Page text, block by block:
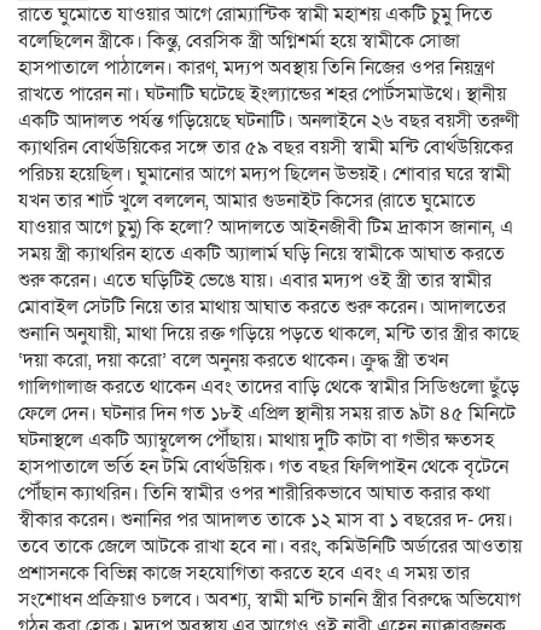
রাতে ঘুমোতে যাওয়ার আগে রোম্যান্টিক স্বামী মহাশয় একটি চুমু দিতে
বলেছিলেন স্ত্রীকে। কিন্তু, বেরসিক স্ত্রী অগ্নিশর্মা হয়ে স্বামীকে সোজা
হাসপাতালে পাঠালেন। কারণ, মদ্যপ অবস্থায় তিনি নিজের ওপর নিয়ন্ত্রণ
রাখতে পারেন না। ঘটনাটি ঘটেছে ইংল্যান্ডের শহর পোর্টসমাউথে। স্থানীয়
একটি আদালত পর্যন্ত গড়িয়েছে ঘটনাটি। অনলাইনে ২৬ বছর বয়সী তরুণী
ক্যাথরিন বোর্থউয়িকের সঙ্গে তার ৫৯ বছর বয়সী স্বামী মন্টি বোর্থউয়িকের
পরিচয় হয়েছিল। ঘুমানোর আগে মদ্যপ ছিলেন উভয়ই। শোবার ঘরে স্বামী
যখন তার শার্ট খুলে বললেন, আমার গুডনাইট কিসের (রাতে ঘুমোতে
যাওয়ার আগে চুমু) কি হলো? আদালতে আইনজীবী টিম দ্রাকাস জানান, এ
সময় স্ত্রী ক্যাথরিন হাতে একটি অ্যালার্ম ঘড়ি নিয়ে স্বামীকে আঘাত করতে
শুরু করেন। এতে ঘড়িটিই ভেঙে যায়। এবার মদ্যপ ওই স্ত্রী তার স্বামীর
মোবাইল সেটটি নিয়ে তার মাথায় আঘাত করতে শুরু করেন। আদালতের
শুনানি অনুযায়ী, মাথা দিয়ে রক্ত গড়িয়ে পড়তে থাকলে, মন্টি তার স্ত্রীর কাছে
‘দয়া করো, দয়া করো’ বলে অনুনয় করতে থাকেন। ক্রুদ্ধ স্ত্রী তখন
গালিগালাজ করতে থাকেন এবং তাদের বাড়ি থেকে স্বামীর সিডিগুলো ছুঁড়ে
ফেলে দেন। ঘটনার দিন গত ১৮ই এপ্রিল স্থানীয় সময় রাত ৯টা ৪৫ মিনিটে
ঘটনাস্থলে একটি অ্যাম্বুলেন্স পৌঁছায়। মাথায় দুটি কাটা বা গভীর ক্ষতসহ
হাসপাতালে ভর্তি হন টমি বোর্থউয়িক। গত বছর ফিলিপাইন থেকে বৃটেনে
পৌঁছান ক্যাথরিন। তিনি স্বামীর ওপর শারীরিকভাবে আঘাত করার কথা
স্বীকার করেন। শুনানির পর আদালত তাকে ১২ মাস বা ১ বছরের দ- দেয়।
তবে তাকে জেলে আটকে রাখা হবে না। বরং, কমিউনিটি অর্ডারের আওতায়
প্রশাসনকে বিভিন্ন কাজে সহযোগিতা করতে হবে এবং এ সময় তার
সংশোধন প্রক্রিয়াও চলবে। অবশ্য, স্বামী মন্টি চাননি স্ত্রীর বিরুদ্ধে অভিযোগ